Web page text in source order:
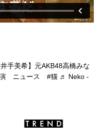
手美希】元AKB48高橋みな
演 ニュース #猫 ♬ Neko -